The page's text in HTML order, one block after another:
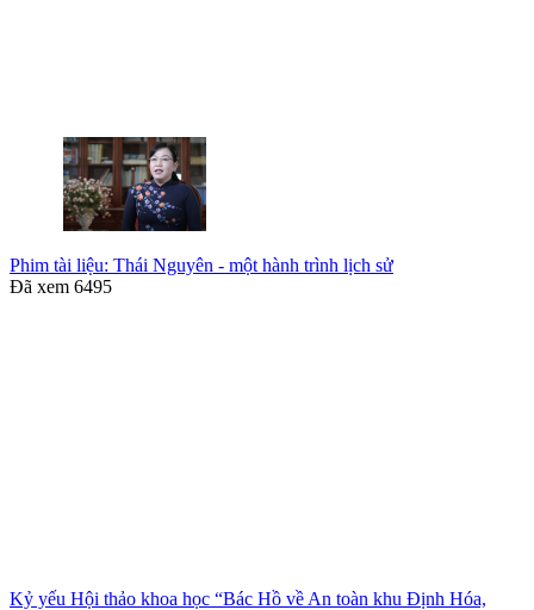
Phim tài liệu: Thái Nguyên - một hành trình lịch sử
Đã xem 6495
Kỷ yếu Hội thảo khoa học “Bác Hồ về An toàn khu Định Hóa,